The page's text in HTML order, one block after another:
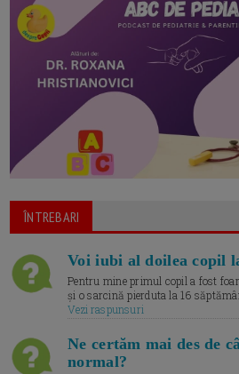
ÎNTREBARI
Voi iubi al doilea copil
Pentru mine primul copil a fost
și o sarcină pierduta la 16
Vezi raspunsuri
Ne certăm mai des de
normal?